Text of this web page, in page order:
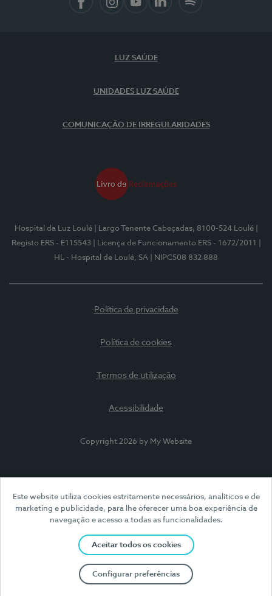
Este website utiliza cookies estritamente necessários, analíticos e de
marketing e publicidade, para lhe oferecer uma boa experiência de
navegação e acesso a todas as funcionalidades.
Aceitar todos os cookies
Configurar preferências
LUZ SAÚDE
UNIDADES LUZ SAÚDE
COMUNICAÇÃO DE IRREGULARIDADES
Hospital da Luz Loulé | Largo Tenente Cabeçadas, 8100-524 Loulé
Registo ERS - E115543
| Licença de Funcionamento ERS - 1672/2011
HL - Hospital de Loulé, SA
| NIPC508 832 888
Política de privacidade
Política de cookies
Termos de utilização
Acessibilidade
Copyright 2026 by My Website